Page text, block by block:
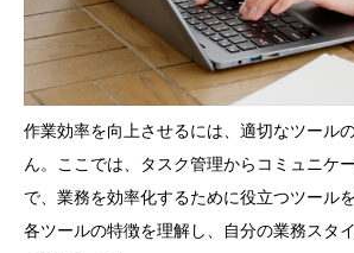
作業効率を向上させるには、適切なツール
ん。ここでは、タスク管理からコミュニケ
で、業務を効率化するために役立つツール
各ツールの特徴を理解し、自分の業務スタ